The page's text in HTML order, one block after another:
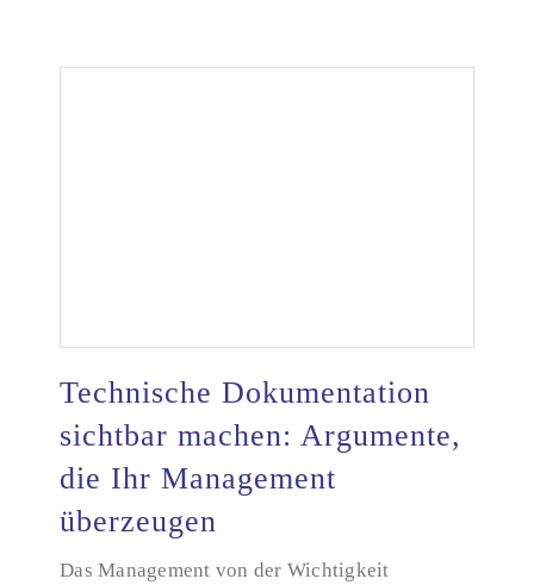
Technische Dokumentation sichtbar machen:
Technische Dokumentation
sichtbar machen: Argumente,
die Ihr Management
überzeugen
Das Management von der Wichtigkeit